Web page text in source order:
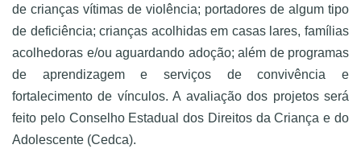
de crianças vítimas de violência; portadores de algum tipo
de deficiência; crianças acolhidas em casas lares, famílias
acolhedoras e/ou aguardando adoção; além de programas
de aprendizagem e serviços de convivência e
fortalecimento de vínculos. A avaliação dos projetos será
feito pelo Conselho Estadual dos Direitos da Criança e do
Adolescente (Cedca).